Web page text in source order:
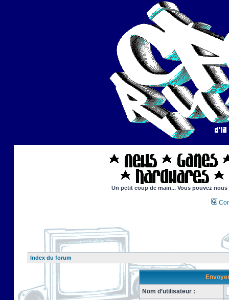
Un petit coup de main... Vous pouvez
Index du forum
Nom d’utilisateur :